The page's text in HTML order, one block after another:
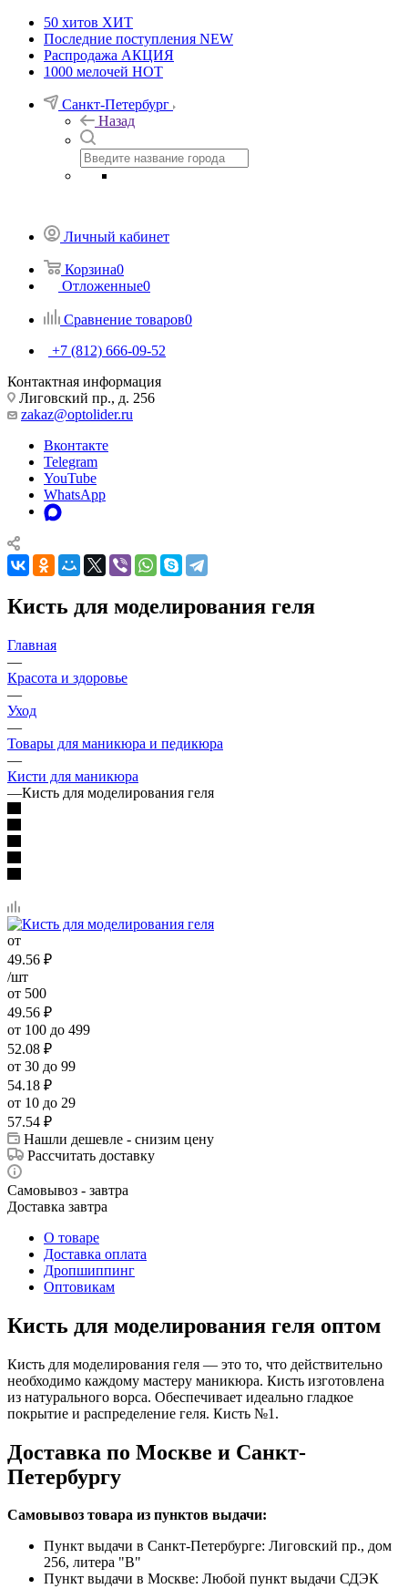
50 хитов ХИТ
Последние поступления NEW
Распродажа АКЦИЯ
1000 мелочей HOT
Санкт-Петербург
Назад
Личный кабинет
Корзина0
Отложенные0
Сравнение товаров0
+7 (812) 666-09-52
Контактная информация
Лиговский пр., д. 256
zakaz@optolider.ru
Вконтакте
Telegram
YouTube
WhatsApp
Кисть для моделирования геля
Главная
—
Красота и здоровье
—
Уход
—
Товары для маникюра и педикюра
—
Кисти для маникюра
—Кисть для моделирования геля
от
49.56 ₽
/шт
от 500
49.56 ₽
от 100 до 499
52.08 ₽
от 30 до 99
54.18 ₽
от 10 до 29
57.54 ₽
Нашли дешевле - снизим цену
Рассчитать доставку
Самовывоз - завтра
Доставка завтра
О товаре
Доставка оплата
Дропшиппинг
Оптовикам
Кисть для моделирования геля оптом
Кисть для моделирования геля — это то, что действительно
необходимо каждому мастеру маникюра. Кисть изготовлена
из натурального ворса. Обеспечивает идеально гладкое
покрытие и распределение геля. Кисть №1.
Доставка по Москве и Санкт-
Петербургу
Самовывоз товара из пунктов выдачи:
Пункт выдачи в Санкт-Петербурге: Лиговский пр., дом
256, литера "В"
Пункт выдачи в Москве: Любой пункт выдачи СДЭК